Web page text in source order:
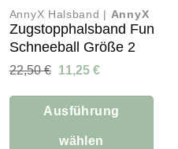
AnnyX Halsband | AnnyX
Zugstopphalsband Fun
Schneeball Größe 2
22,50€
Ursprünglicher
war:
22,50 €
11,25 €Aktueller
ist:
11,25 €.
Ausführung
wählen